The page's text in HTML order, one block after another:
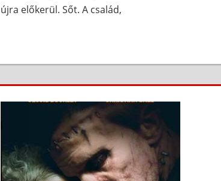
újra előkerül. Sőt. A család,